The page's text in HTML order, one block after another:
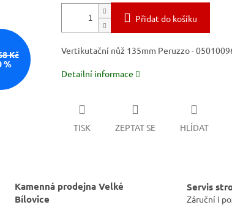
Kč
%
Přidat do košíku
Vertikutační nůž 135mm Peruzzo -
Detailní informace
TISK ZEPTAT SE HLÍDAT
Kamenná prodejna Velké
Bílovice
Servis
Záruční i